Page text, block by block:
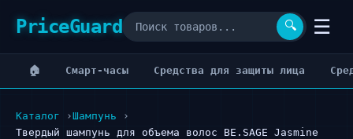
PriceGuard 🔍 ☰
🏠 Cмарт-часы Cредства для защиты лица
Каталог
Шампунь
Твердый шампунь для объема волос BE.SAGE Jasmine